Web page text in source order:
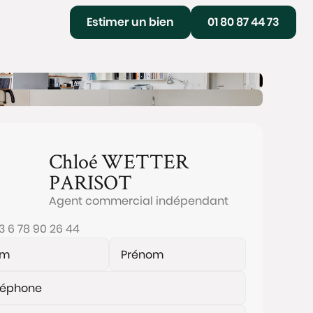
Estimer un bien 01 80 87 44 73
ChloéWETTER
PARISOT
Agent commercial indépendant
6 78 90 26 44